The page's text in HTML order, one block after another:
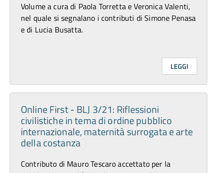
Volume a cura di Paola Torretta e Veronica Valenti,
nel quale si segnalano i contributi di Simone Penasa
e di Lucia Busatta.
LEGGI
Online First - BLJ 3/21: Riflessioni
civilistiche in tema di ordine pubblico
internazionale, maternità surrogata e arte
della costanza
Contributo di Mauro Tescaro accettato per la